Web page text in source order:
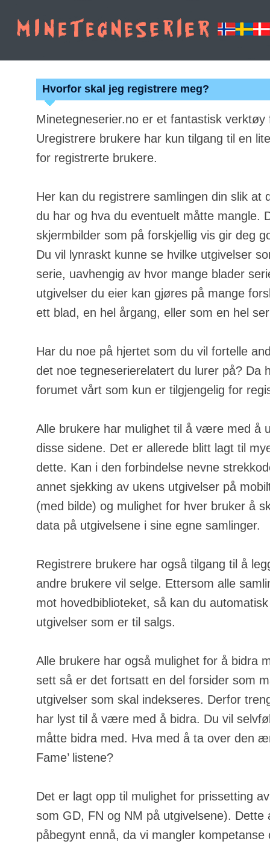
Hvorfor skal jeg registrere meg?
Minetegneserier.no er et fantastisk
Uregistrere brukere har kun tilgang til en
for registrerte brukere.
Her kan du registrere samlingen din slik at
du har og hva du eventuelt måtte mangle.
skjermbilder som på forskjellig vis gir deg
Du vil lynraskt kunne se hvilke utgivelser
serie, uavhengig av hvor mange blader
utgivelser du eier kan gjøres på mange
ett blad, en hel årgang, eller som en hel
Har du noe på hjertet som du vil fortelle
det noe tegneserierelatert du lurer på? Da
forumet vårt som kun er tilgjengelig for
Alle brukere har mulighet til å være med å
disse sidene. Det er allerede blitt lagt til
dette. Kan i den forbindelse nevne
annet sjekking av ukens utgivelser på
(med bilde) og mulighet for hver bruker å
data på utgivelsene i sine egne samlinger.
Registrere brukere har også tilgang til å
andre brukere vil selge. Ettersom alle
mot hovedbiblioteket, så kan du
utgivelser som er til salgs.
Alle brukere har også mulighet for å bidra
sett så er det fortsatt en del forsider som
utgivelser som skal indekseres. Derfor
har lyst til å være med å bidra. Du vil
måtte bidra med. Hva med å ta over den
Fame’ listene?
Det er lagt opp til mulighet for prissetting
som GD, FN og NM på utgivelsene). Dette
påbegynt ennå, da vi mangler